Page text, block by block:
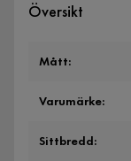
Översikt
Mått:
Varumärke:
Sittbredd: